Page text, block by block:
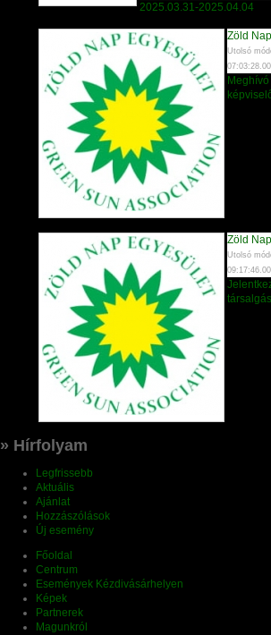
2025.03.31-2025.04.04
Zöld
Utolsó
Zöld
Utolsó
» Hírfolyam
Legfrissebb
Aktuális
Ajánlat
Hozzászólások
Új esemény
Főoldal
Centrum
Események Kézdivásárhelyen
Képek
Partnerek
Magunkról